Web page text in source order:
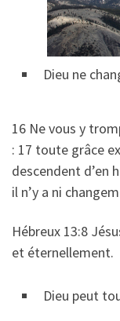
Dieu ne
16 Ne vous y
: 17 toute grâce
descendent d’en
il n’y a ni
Hébreux 13:8
et éternellement.
Dieu peut